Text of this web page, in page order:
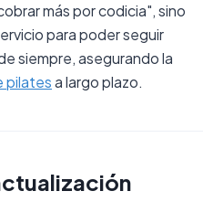
más por codicia", sino
para poder seguir
siempre, asegurando la
pilatesa largo plazo.